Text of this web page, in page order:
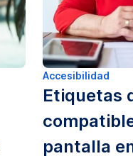
Accesibilidad
Etiquetas
pantalla